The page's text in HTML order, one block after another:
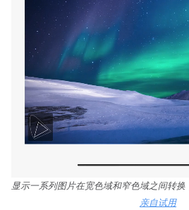
显示一系列图片在宽色域和窄色域之间转换
亲自试用